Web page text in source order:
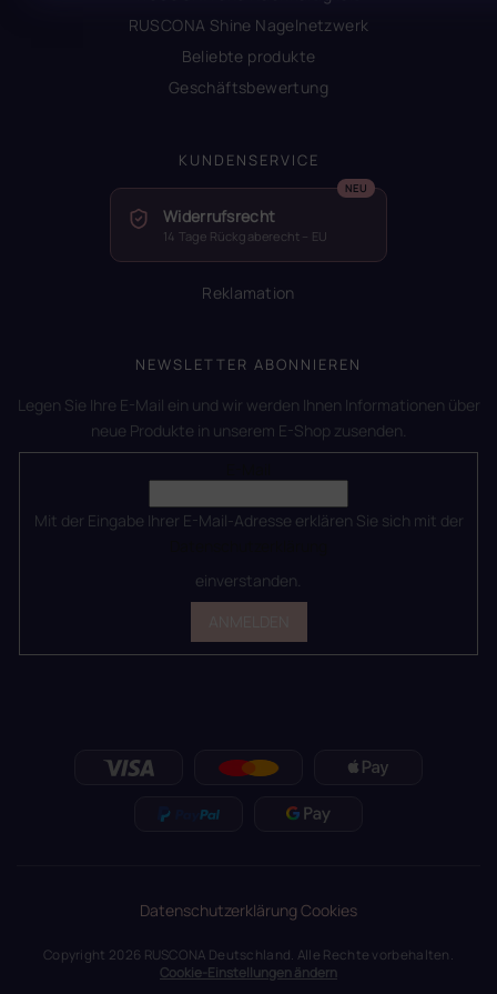
RUSCONA Shine Nagelnetzwerk
Beliebte produkte
Geschäftsbewertung
KUNDENSERVICE
Widerrufsrecht
14 Tage Rückgaberecht – EU
Reklamation
NEWSLETTER ABONNIEREN
Legen Sie Ihre E-Mail ein und wir werden Ihnen Informationen über
neue Produkte in unserem E-Shop zusenden.
Mit der Eingabe Ihrer E-Mail-Adresse erklären Sie sich mit der
einverstanden.
DatenschutzerklärungCookies
Copyright 2026 RUSCONA Deutschland. Alle Rechte vorbehalten.
Cookie-Einstellungen ändern